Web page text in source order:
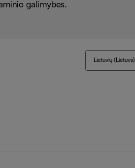
galimybes.
Lietuvių (Lietuva)